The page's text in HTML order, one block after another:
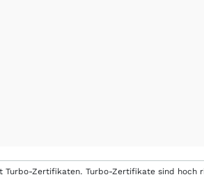
Zertifikaten. Turbo-Zertifikate sind hoch